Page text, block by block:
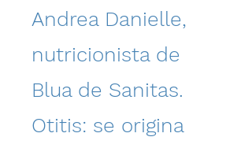
Andrea Danielle,
nutricionista de
Blua de Sanitas.
Otitis: se origina